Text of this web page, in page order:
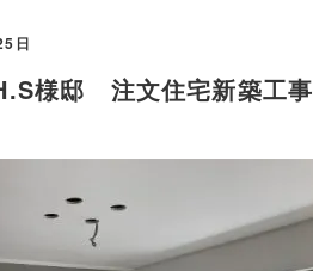
日
様邸 注文住宅新築工事